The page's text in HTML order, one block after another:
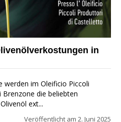
in
werden im Oleificio Piccoli
die beliebten
ext...
Veröffentlicht am 2. Juni 2025